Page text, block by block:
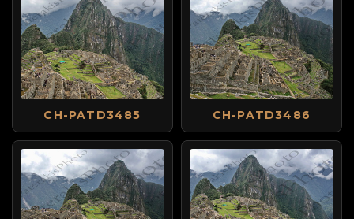
CH-PATD3485 CH-PATD3486